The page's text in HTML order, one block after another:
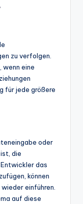
zu verfolgen.
wenn eine
für jede größere
oder
die
das
können
einführen.
auf diese